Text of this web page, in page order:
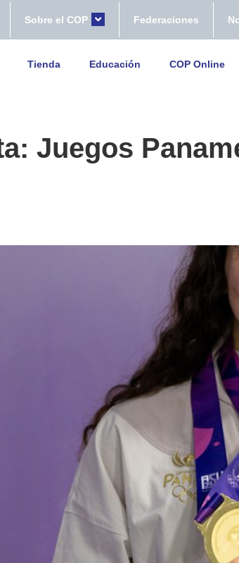
Sobre el COP Federaciones
Tienda Educación COP Online
Juegos